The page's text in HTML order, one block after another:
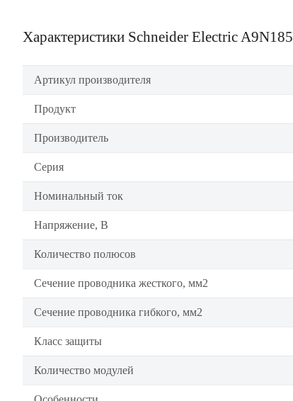
Характеристики Schneider Electric
Артикул производителя
Продукт
Производитель
Серия
Номинальный ток
Напряжение, В
Количество полюсов
Сечение проводника жесткого, мм2
Сечение проводника гибкого, мм2
Класс защиты
Количество модулей